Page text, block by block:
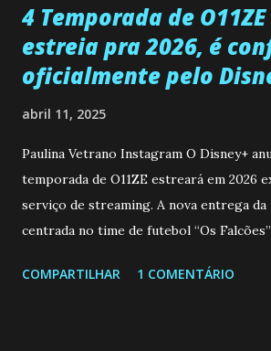
4 Temporada de
estreia pra 2026, é
oficialmente pelo
abril 11, 2025
Paulina Vetrano Instagram O Disney+
temporada de O11ZE estreará em 2026
serviço de streaming. A nova entrega
centrada no time de futebol “Os
Brum (Dedé), que voltam a interpretar
COMPARTILHAR 1 COMENTÁRIO